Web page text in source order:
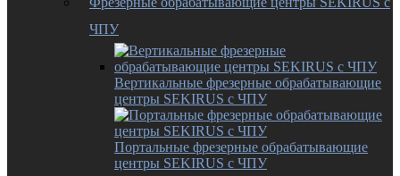
ЧПУ
Вертикальные фрезерные обрабатывающие
центры SEKIRUS с ЧПУ
Портальные фрезерные обрабатывающие
центры SEKIRUS с ЧПУ